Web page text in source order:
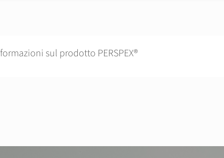
sul prodotto PERSPEX®